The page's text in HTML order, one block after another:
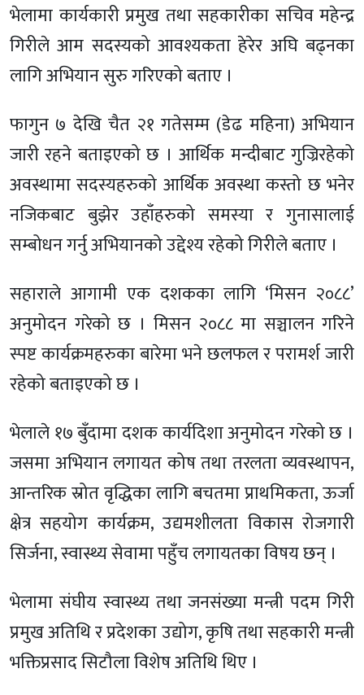
भेलामा कार्यकारी प्रमुख तथा सहकारीका सचिव महेन्द्र
गिरीले आम सदस्यको आवश्यकता हेरेर अघि बढ्नका
लागि अभियान सुरु गरिएको बताए ।
फागुन ७ देखि चैत २१ गतेसम्म (डेढ महिना) अभियान
जारी रहने बताइएको छ । आर्थिक मन्दीबाट गुज्रिरहेको
अवस्थामा सदस्यहरुको आर्थिक अवस्था कस्तो छ भनेर
नजिकबाट बुझेर उहाँहरुको समस्या र गुनासालाई
सम्बोधन गर्नु अभियानको उद्देश्य रहेको गिरीले बताए ।
सहाराले आगामी एक दशकका लागि ‘मिसन २०८८’
अनुमोदन गरेको छ । मिसन २०८८ मा सञ्चालन गरिने
स्पष्ट कार्यक्रमहरुका बारेमा भने छलफल र परामर्श जारी
रहेको बताइएको छ ।
भेलाले १७ बुँदामा दशक कार्यदिशा अनुमोदन गरेको छ ।
जसमा अभियान लगायत कोष तथा तरलता व्यवस्थापन,
आन्तरिक स्रोत वृद्धिका लागि बचतमा प्राथमिकता, ऊर्जा
क्षेत्र सहयोग कार्यक्रम, उद्यमशीलता विकास रोजगारी
सिर्जना, स्वास्थ्य सेवामा पहुँच लगायतका विषय छन् ।
भेलामा संघीय स्वास्थ्य तथा जनसंख्या मन्त्री पदम गिरी
प्रमुख अतिथि र प्रदेशका उद्योग, कृषि तथा सहकारी मन्त्री
भक्तिप्रसाद सिटौला विशेष अतिथि थिए ।